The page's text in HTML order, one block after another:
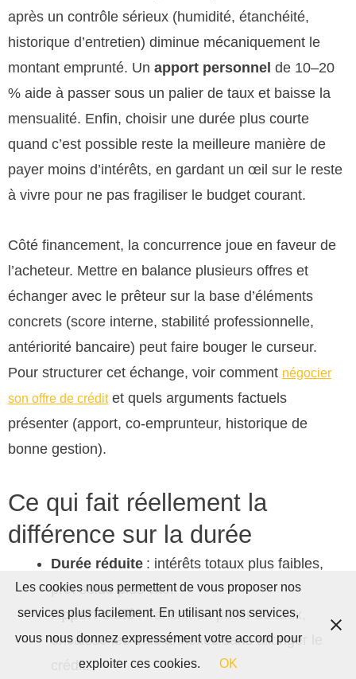
après un contrôle sérieux (humidité, étanchéité,
historique d’entretien) diminue mécaniquement le
montant emprunté. Un apport personnel de 10–20
% aide à passer sous un palier de taux et baisse la
mensualité. Enfin, choisir une durée plus courte
quand c’est possible reste la meilleure manière de
payer moins d’intérêts, en gardant un œil sur le reste
à vivre pour ne pas fragiliser le budget courant.
Côté financement, la concurrence joue en faveur de
l’acheteur. Mettre en balance plusieurs offres et
échanger avec le prêteur sur la base d’éléments
concrets (score interne, stabilité professionnelle,
antériorité bancaire) peut faire bouger le curseur.
Pour structurer cet échange, voir comment négocier
son offre de créditet quels arguments factuels
présenter (apport, co-emprunteur, historique de
bonne gestion).
Ce qui fait réellement la
différence sur la durée
Durée réduite : intérêts totaux plus faibles,
prêt soldé plus vite.
Apport ciblé: franchit un palier de taux,
encaisse les frais annexes sans allonger le
crédit.
Les cookies nous permettent de vous proposer nos
services plus facilement. En utilisant nos services,
vous nous donnez expressément votre accord pour
exploiter ces cookies.
OK